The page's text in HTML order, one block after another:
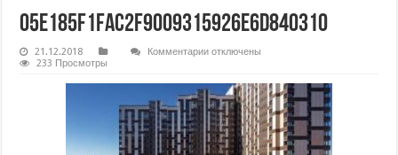
05e185f1fac2f9009315926e6d840310
21.12.2018 Комментариикотключены
233 Просмотры